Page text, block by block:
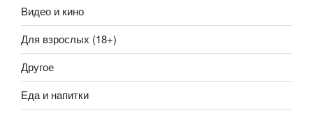
Видео и кино
Для взрослых (18+)
Другое
Еда и напитки